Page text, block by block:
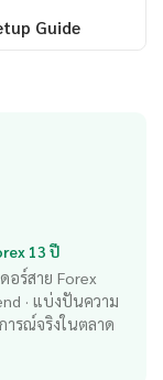
Guide
13 ปี
อร์สาย Forex
· แบ่งปันความ
ารณ์จริงในตลาด